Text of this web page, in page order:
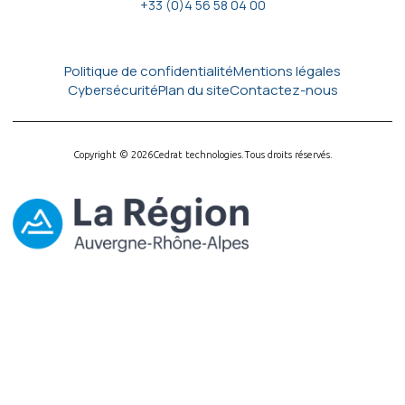
+33 (0)4 56 58 04 00
Politique de confidentialitéMentions légales
CybersécuritéPlan du siteContactez-nous
Copyright © 2026Cedrat technologies. Tous droits réservés.